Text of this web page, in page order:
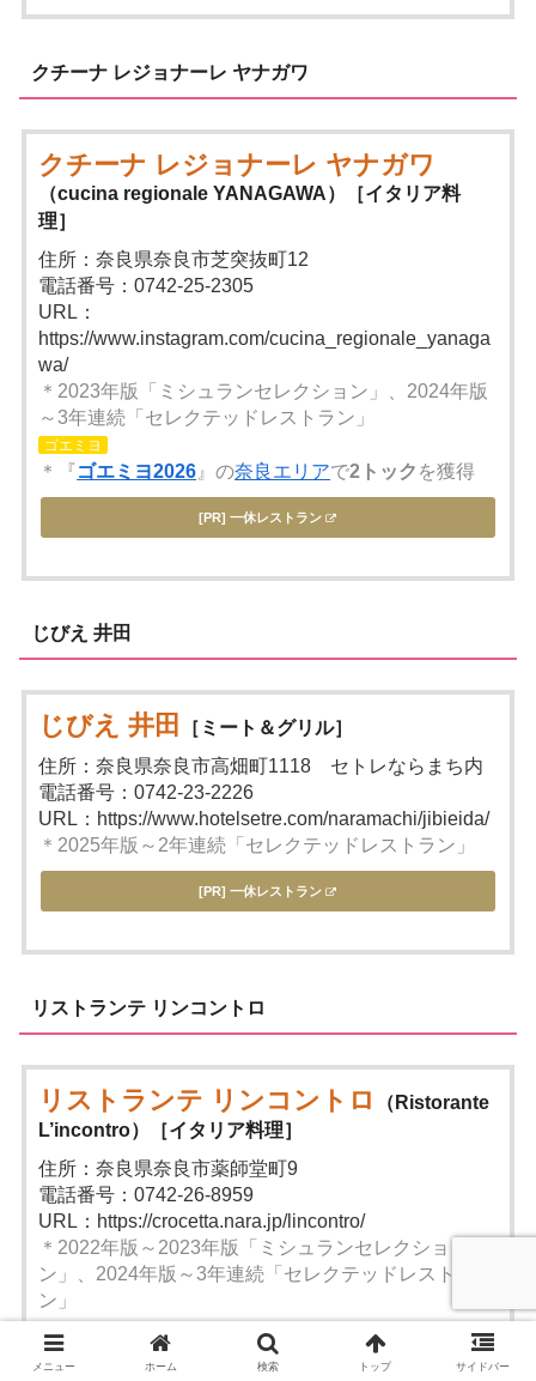
クチーナ レジョナーレ ヤナガワ
クチーナ レジョナーレ ヤナガワ
（cucina regionale YANAGAWA）［イタリア料
理］
住所：奈良県奈良市芝突抜町12
電話番号：0742-25-2305
URL：
https://www.instagram.com/cucina_regionale_yanaga
wa/
＊2023年版「ミシュランセレクション」、2024年版
～3年連続「セレクテッドレストラン」
ゴエミヨ
＊『 ゴエミヨ2026 』の奈良エリアで2トック を獲得
[PR] 一休レストラン
じびえ 井田
じびえ 井田
［ミート＆グリル］
住所：奈良県奈良市高畑町1118 セトレならまち内
電話番号：0742-23-2226
URL：https://www.hotelsetre.com/naramachi/jibieida/
＊2025年版～2年連続「セレクテッドレストラン」
[PR] 一休レストラン
リストランテ リンコントロ
リストランテ リンコントロ
（Ristorante
L’incontro）［イタリア料理］
住所：奈良県奈良市薬師堂町9
電話番号：0742-26-8959
URL：https://crocetta.nara.jp/lincontro/
＊2022年版～2023年版「ミシュランセレクショ
ン」、2024年版～3年連続「セレクテッドレストラ
ン」
[PR] ホットペッパーグルメ
メニュー ホーム 検索 トップ サイドバー